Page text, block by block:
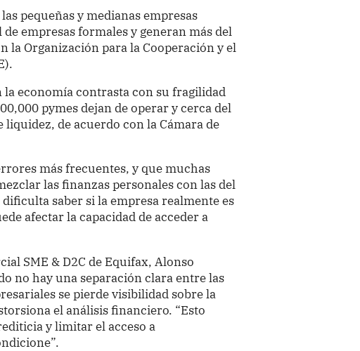
pequeñas y medianas empresas
empresas formales y generan más del
la Organización para la Cooperación y el
la economía contrasta con su fragilidad
pymes dejan de operar y cerca del
de acuerdo con la Cámara de
más frecuentes, y que muchas
las finanzas personales con las del
saber si la empresa realmente es
afectar la capacidad de acceder a
SME & D2C de Equifax, Alonso
no hay una separación clara entre las
se pierde visibilidad sobre la
el análisis financiero. “Esto
y limitar el acceso a